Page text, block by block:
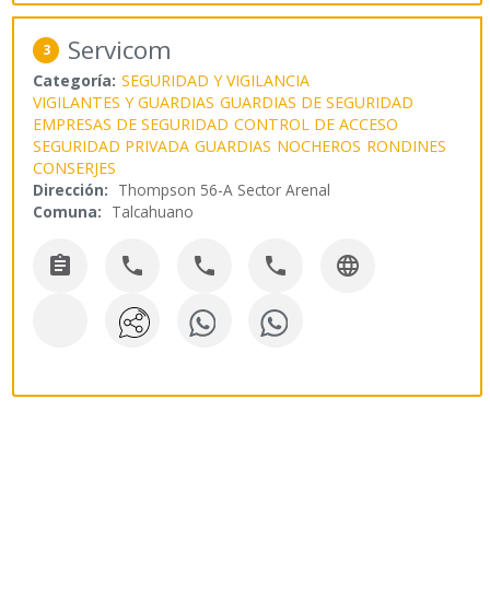
3 Servicom
Categoría: SEGURIDAD Y VIGILANCIA
VIGILANTES Y GUARDIAS GUARDIAS DE SEGURIDAD
EMPRESAS DE SEGURIDAD CONTROL DE ACCESO
SEGURIDAD PRIVADA GUARDIAS NOCHEROS RONDINES
CONSERJES
Dirección: Thompson 56-A Sector Arenal
Comuna: Talcahuano
    